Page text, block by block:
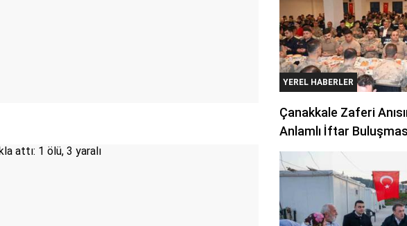
YEREL HABERLER
Çanakkale Zaferi
Anlamlı İftar